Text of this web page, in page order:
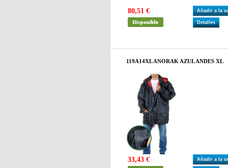
80,51 € Añadir a la
Detalles
119A14XL ANORAK AZUL ANDES XL
33,43 € Añadir a la